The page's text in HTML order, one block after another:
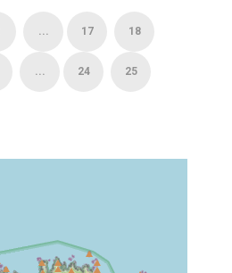
... 17 18
... 24 25